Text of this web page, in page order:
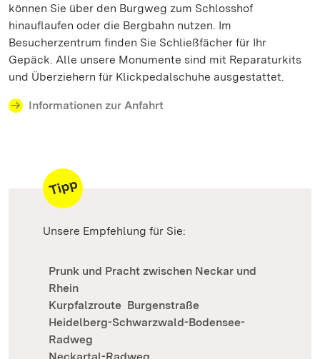
können Sie über den Burgweg zum Schloss­hof
hinauflaufen oder die Bergbahn nutzen. Im
Besucherzentrum finden Sie Schließfächer für Ihr
Gepäck. Alle unsere Monumente sind mit Repara­turkits
und Überziehern für Klickpedalschuhe ausge­stattet.
Informationen zur Anfahrt
Unsere Empfehlung für Sie:
Prunk und Pracht zwischen Neckar und
Rhein
Kurpfalzroute Burgenstraße
Heidelberg-Schwarzwald-Bodensee-
Radweg
Neckartal-Radweg